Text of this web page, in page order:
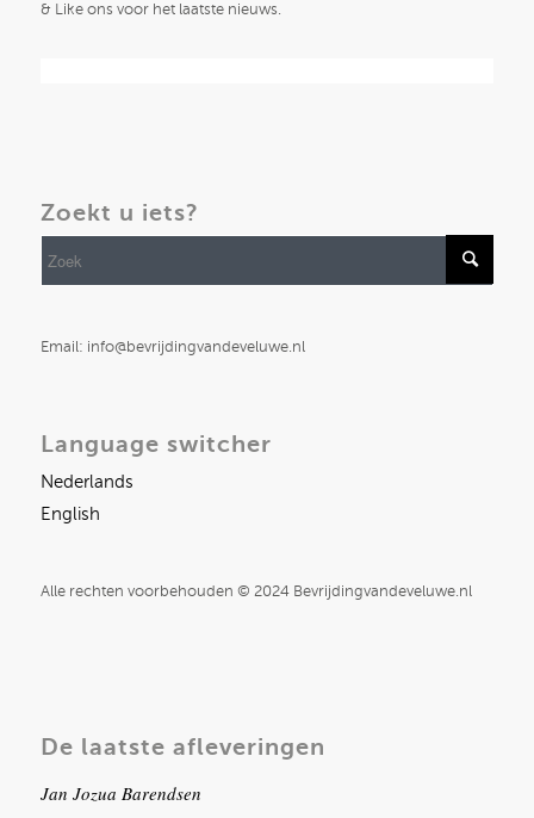
& Like ons voor het laatste nieuws.
Zoekt u iets?
Email: info@bevrijdingvandeveluwe.nl
Language switcher
Nederlands
English
Alle rechten voorbehouden © 2024 Bevrijdingvandeveluwe.nl
De laatste afleveringen
Jan Jozua Barendsen